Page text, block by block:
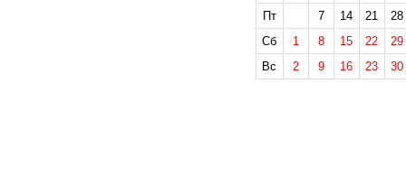
Пт
7 14 21
28
Сб
1 8 15 22
29
Вс
2 9 16 23 30